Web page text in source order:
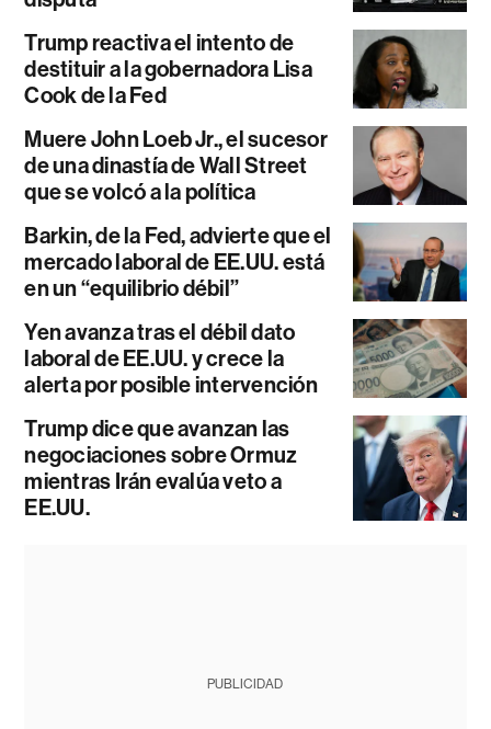
Trump reactiva el intento de
destituir a la gobernadora Lisa
Cook de la Fed
Muere John Loeb Jr., el sucesor
de una dinastía de Wall Street
que se volcó a la política
Barkin, de la Fed, advierte que el
mercado laboral de EE.UU. está
en un “equilibrio débil”
Yen avanza tras el débil dato
laboral de EE.UU. y crece la
alerta por posible intervención
Trump dice que avanzan las
negociaciones sobre Ormuz
mientras Irán evalúa veto a
EE.UU.
PUBLICIDAD